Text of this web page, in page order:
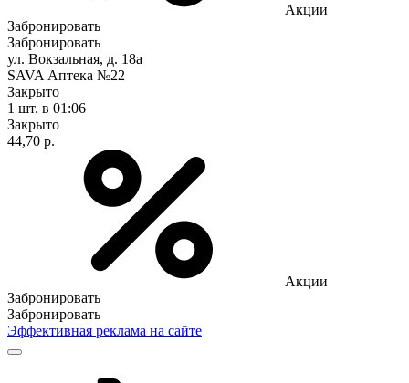
Акции
Забронировать
Забронировать
ул. Вокзальная, д. 18а
SAVA Аптека №22
Закрыто
1 шт. в 01:06
Закрыто
44,70 р.
Акции
Забронировать
Забронировать
Эффективная реклама на сайте